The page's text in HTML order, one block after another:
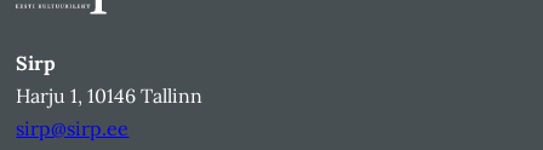
Sirp
Harju 1, 10146 Tallinn
sirp@sirp.ee